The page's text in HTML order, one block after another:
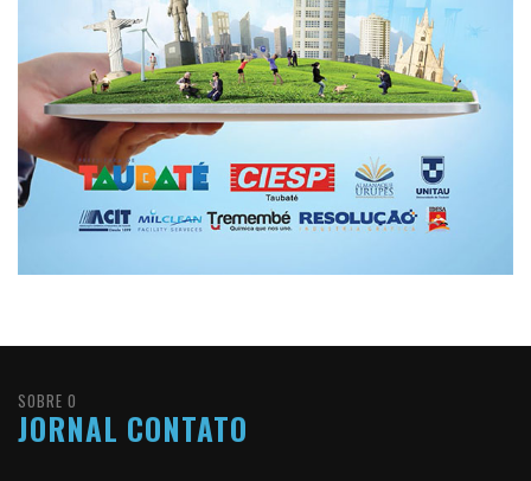
SOBRE O
JORNAL CONTATO